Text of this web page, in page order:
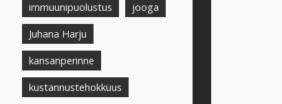
immuunipuolustus jooga
Juhana Harju
kansanperinne
kustannustehokkuus